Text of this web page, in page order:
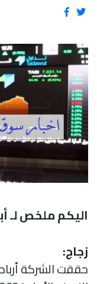
اليكم ملخص لـ
زجاج: